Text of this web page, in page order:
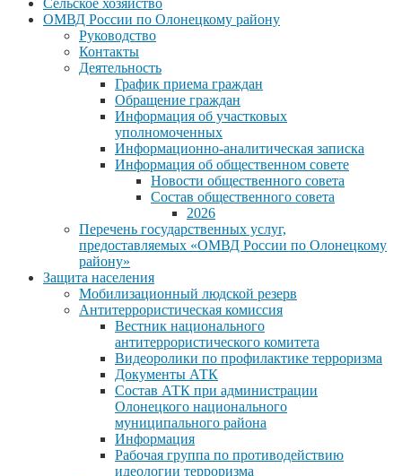
ОМВД России по Олонецкому району
Руководство
Контакты
Деятельность
График приема граждан
Обращение граждан
Информация об участковых
уполномоченных
Информационно-аналитическая записка
Информация об общественном совете
Новости общественного совета
Состав общественного совета
2026
Перечень государственных услуг,
предоставляемых «ОМВД России по Олонецкому
району»
Защита населения
Мобилизационный людской резерв
Антитеррористическая комиссия
Вестник национального
антитеррористического комитета
Видеоролики по профилактике терроризма
Документы АТК
Состав АТК при администрации
Олонецкого национального
муниципального района
Информация
Рабочая группа по противодействию
идеологии терроризма